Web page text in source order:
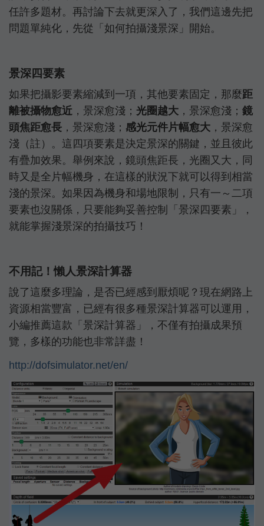
任許多題材。再討論下去就更深入了，我們這邊先把
問題單純化，先從「如何拍攝淺景深」開始。
景深四要素
如果把攝影要素縮減到一項，其他要素固定，那麼距
離被攝物愈近 ，景深愈淺； 光圈越大 ，景深愈淺； 鏡
頭焦距愈長 ，景深愈淺； 感光元件片幅愈大 ，景深愈
淺（註）。這四項要素是決定景深的關鍵，並且彼此
有疊加效果。舉例來說，鏡頭焦距長，光圈又大，同
時又是全片幅機身，在這樣的狀況下就可以得到相當
淺的景深。如果因為機身和場地限制，只有一～二項
要素也沒關係，只要能夠妥善控制「景深四要素」，
就能掌握淺景深的拍攝技巧！
不用記！懶人景深計算器
說了這麼多理論，是否已經感到厭煩呢？現在網路上
資源相當豐富，已經有很多種景深計算器可以運用，
小編推薦這款「景深計算器」，不僅有拍攝成果預
覽，多樣的功能也非常詳盡！
http://dofsimulator.net/en/